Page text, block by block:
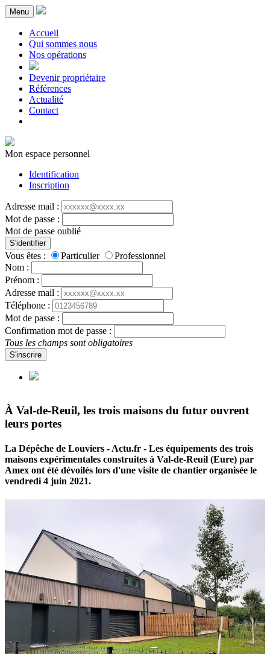
Menu
Accueil
Qui sommes nous
Nos opérations
Devenir propriétaire
Références
Actualité
Contact
Mon espace personnel
Identification
Inscription
Adresse mail :
Mot de passe :
Mot de passe oublié
S'identifier
Vous êtes : Particulier
Professionnel
Nom :
Prénom :
Adresse mail :
Téléphone :
Mot de passe :
Confirmation mot de passe :
Tous les champs sont obligatoires
S'inscrire
À Val-de-Reuil, les trois maisons du futur ouvrent
leurs portes
La Dépêche de Louviers - Actu.fr - Les équipements des trois
maisons expérimentales construites à Val-de-Reuil (Eure) par
Amex ont été dévoilés lors d'une visite de chantier organisée le
vendredi 4 juin 2021.